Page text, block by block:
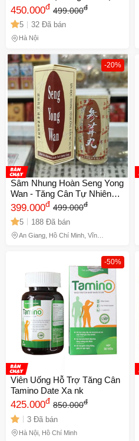
Nhiên, Hộp 100 Viên, Giúp
Cải Thiện Sức Khỏe và Hệ
Tiêu Hóa
450.000đ 499.000đ
5 32 Đã bán
Hà Nội
-20%
Sâm Nhung Hoàn Seng Yong
Wan - Tăng Cân Tự Nhiên
cho Người Gầy, Cải Thiện
Sức Khỏe, 20 Viên/Hộp, Xuất
Xứ Malaysia
399.000đ 499.000đ
5 188 Đã bán
An Giang, Hồ Chí Minh, Vĩnh
-50%
Viên Uống Hỗ Trợ Tăng Cân
Tamino Date Xa nk
425.000đ 850.000đ
3 Đã bán
Hà Nội, Hồ Chí Minh